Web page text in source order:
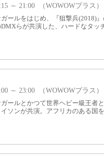
～ 21:00 （WOWOWプラス）
ールをはじめ、『狙撃兵(2018)
らが共演した、ハードなタッ
～ 23:00 （WOWOWプラス）
ールとかつて世界ヘビー級王者
ソンが共演。アフリカのある国